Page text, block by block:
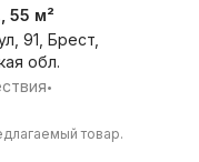
55 м²
91, Брест,
обл.
•
товар.